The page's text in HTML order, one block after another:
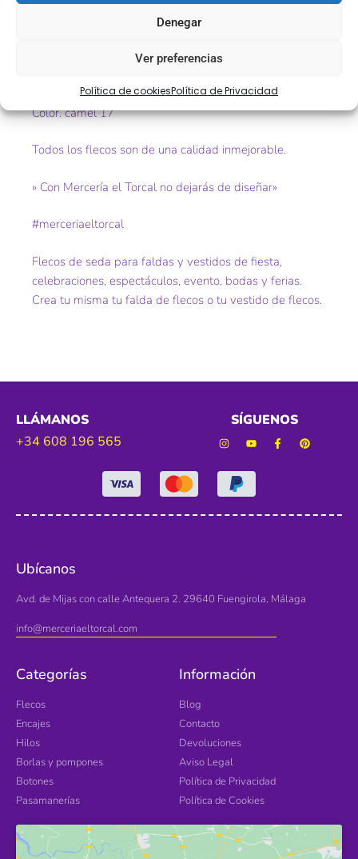
Denegar
Ver preferencias
Política de cookiesPolítica de Privacidad
Color. camel 17
Todos los flecos son de una calidad inmejorable.
» Con Mercería el Torcal no dejarás de diseñar»
#merceriaeltorcal
Flecos de seda para faldas y vestidos de fiesta,
celebraciones, espectáculos, evento, bodas y ferias.
Crea tu misma tu falda de flecos o tu vestido de flecos.
LLÁMANOS
+34 608 196 565
SÍGUENOS
Ubícanos
Avd. de Mijas con calle Antequera 2. 29640 Fuengirola, Málaga
info@merceriaeltorcal.com
Categorías
Flecos
Encajes
Hilos
Borlas y pompones
Botones
Pasamanerías
Información
Blog
Contacto
Devoluciones
Aviso Legal
Política de Privacidad
Política de Cookies